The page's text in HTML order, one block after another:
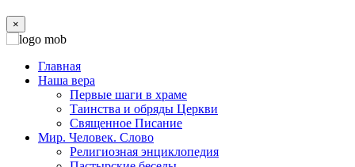
×
Главная
Наша вера
Первые шаги в храме
Таинства и обряды Церкви
Священное Писание
Мир. Человек. Слово
Религиозная энциклопедия